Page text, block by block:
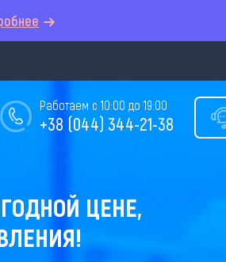
Работаем с 10:00 до 19:00
+38 (044) 344-21-38
ЦЕНЕ,